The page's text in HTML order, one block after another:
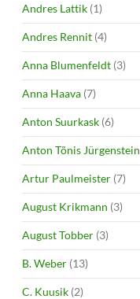
Andres Lattik (1)
Andres Rennit (4)
Anna Blumenfeldt (3)
Anna Haava (7)
Anton Suurkask (6)
Anton Tõnis Jürgenstein
Artur Paulmeister (7)
August Krikmann (3)
August Tobber (3)
B. Weber (13)
C. Kuusik (2)